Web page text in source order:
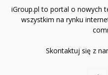
iGroup.pl to portal o nowych
wszystkim na rynku
Skontaktuj się z